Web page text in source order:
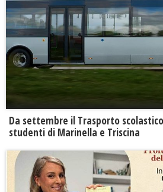
Da settembre il Trasporto
studenti di Marinella e Triscina